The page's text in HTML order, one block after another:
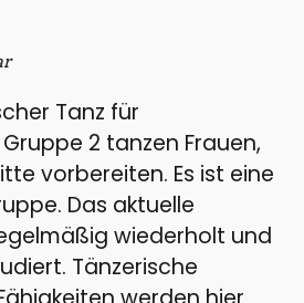
Tanz für
2 tanzen Frauen,
vorbereiten. Es ist eine
Das aktuelle
wiederholt und
Tänzerische